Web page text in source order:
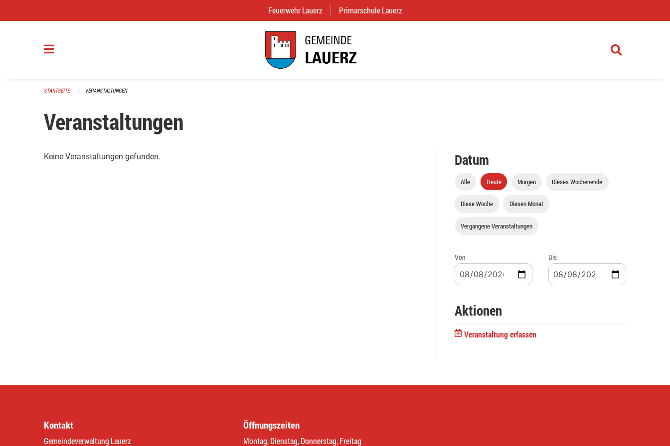
Feuerwehr Lauerz (External Link)
Primarschule Lauerz
STARTSEITE VERANSTALTUNGEN
Veranstaltungen
Keine Veranstaltungen gefunden. Datum
Alle Heute Morgen Dieses Wochenende
Diese Woche Diesen Monat
Vergangene Veranstaltungen
Von Bis
Aktionen
Veranstaltung erfassen
Kontakt
Gemeindeverwaltung Lauerz
Öffnungszeiten
Montag, Dienstag, Donnerstag, Freitag